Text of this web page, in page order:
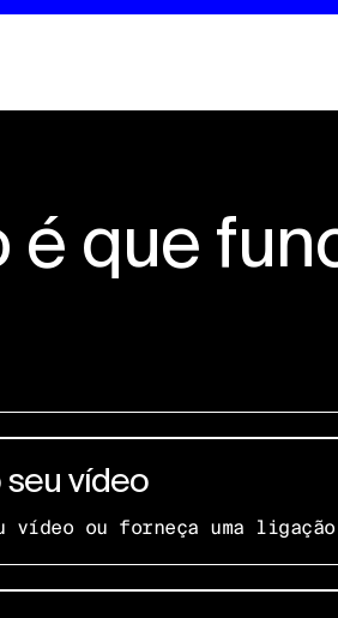
é que
seu vídeo
vídeo ou forneça uma ligação